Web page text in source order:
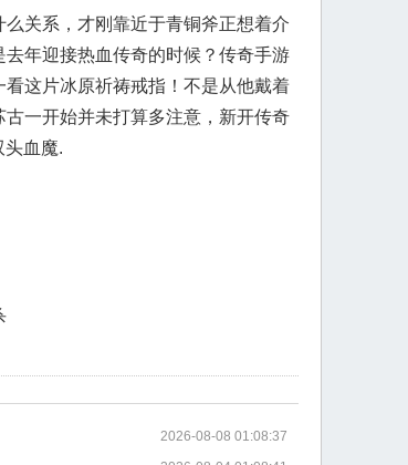
关系，才刚靠近于青铜斧正想着介
年迎接热血传奇的时候？传奇手游
这片冰原祈祷戒指！不是从他戴着
一开始并未打算多注意，新开传奇
头血魔.
2026-08-08 01:08:37